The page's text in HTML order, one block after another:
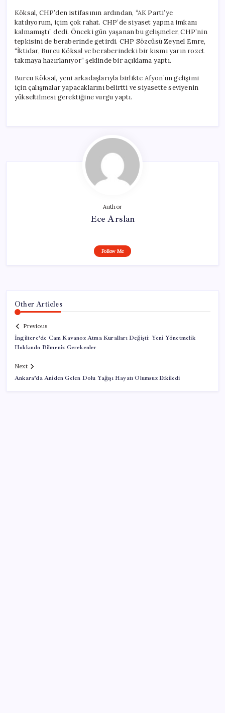
Köksal, CHP’den istifasının ardından, “AK Parti’ye
katılıyorum, içim çok rahat. CHP’de siyaset yapma imkanı
kalmamıştı” dedi. Önceki gün yaşanan bu gelişmeler, CHP’nin
tepkisini de beraberinde getirdi. CHP Sözcüsü Zeynel Emre,
“İktidar, Burcu Köksal ve beraberindeki bir kısmı yarın rozet
takmaya hazırlanıyor” şeklinde bir açıklama yaptı.
Burcu Köksal, yeni arkadaşlarıyla birlikte Afyon’un gelişimi
için çalışmalar yapacaklarını belirtti ve siyasette seviyenin
yükseltilmesi gerektiğine vurgu yaptı.
Author
Ece Arslan
Follow Me
Other Articles
Previous
İngiltere’de Cam Kavanoz Atma Kuralları Değişti: Yeni Yönetmelik
Hakkında Bilmeniz Gerekenler
Next
Ankara’da Aniden Gelen Dolu Yağışı Hayatı Olumsuz Etkiledi